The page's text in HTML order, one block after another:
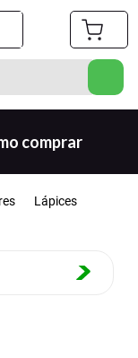
comprar
Lápices